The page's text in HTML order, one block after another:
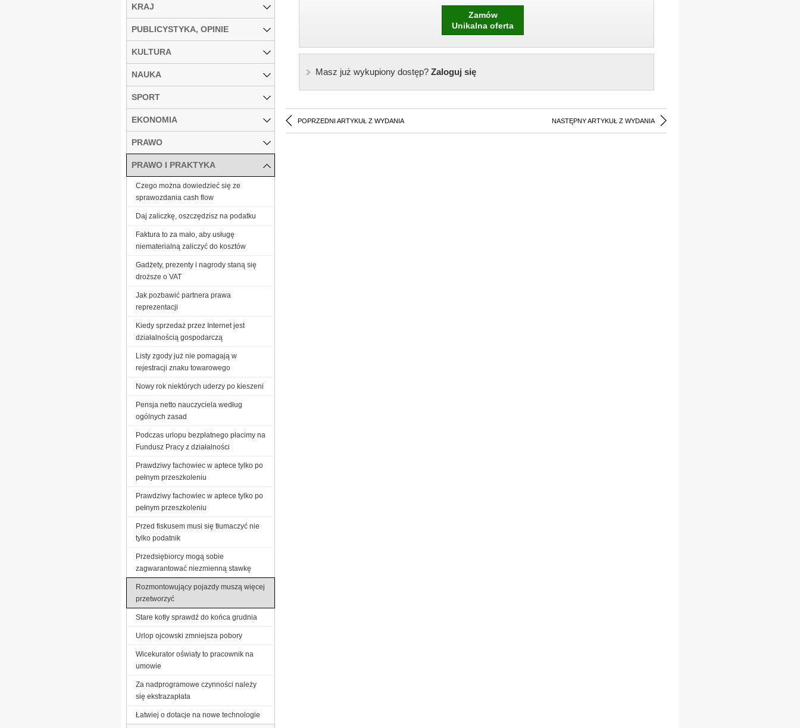
Zamów
Unikalna oferta
Masz już wykupiony dostęp?Zaloguj się
POPRZEDNI ARTYKUŁ Z WYDANIA NASTĘPNY ARTYKUŁ Z WYDANIA
KRAJ
PUBLICYSTYKA, OPINIE
KULTURA
NAUKA
SPORT
EKONOMIA
PRAWO
PRAWO I PRAKTYKA
Czego można dowiedzieć się ze
sprawozdania cash flow
Daj zaliczkę, oszczędzisz na podatku
Faktura to za mało, aby usługę
niematerialną zaliczyć do kosztów
Gadżety, prezenty i nagrody staną się
droższe o VAT
Jak pozbawić partnera prawa
reprezentacji
Kiedy sprzedaż przez Internet jest
działalnością gospodarczą
Listy zgody już nie pomagają w
rejestracji znaku towarowego
Nowy rok niektórych uderzy po kieszeni
Pensja netto nauczyciela według
ogólnych zasad
Podczas urlopu bezpłatnego płacimy na
Fundusz Pracy z działalności
Prawdziwy fachowiec w aptece tylko po
pełnym przeszkoleniu
Prawdziwy fachowiec w aptece tylko po
pełnym przeszkoleniu
Przed fiskusem musi się tłumaczyć nie
tylko podatnik
Przedsiębiorcy mogą sobie
zagwarantować niezmienną stawkę
Rozmontowujący pojazdy muszą więcej
przetworzyć
Stare kotły sprawdź do końca grudnia
Urlop ojcowski zmniejsza pobory
Wicekurator oświaty to pracownik na
umowie
Za nadprogramowe czynności należy
się ekstrazapłata
Łatwiej o dotacje na nowe technologie